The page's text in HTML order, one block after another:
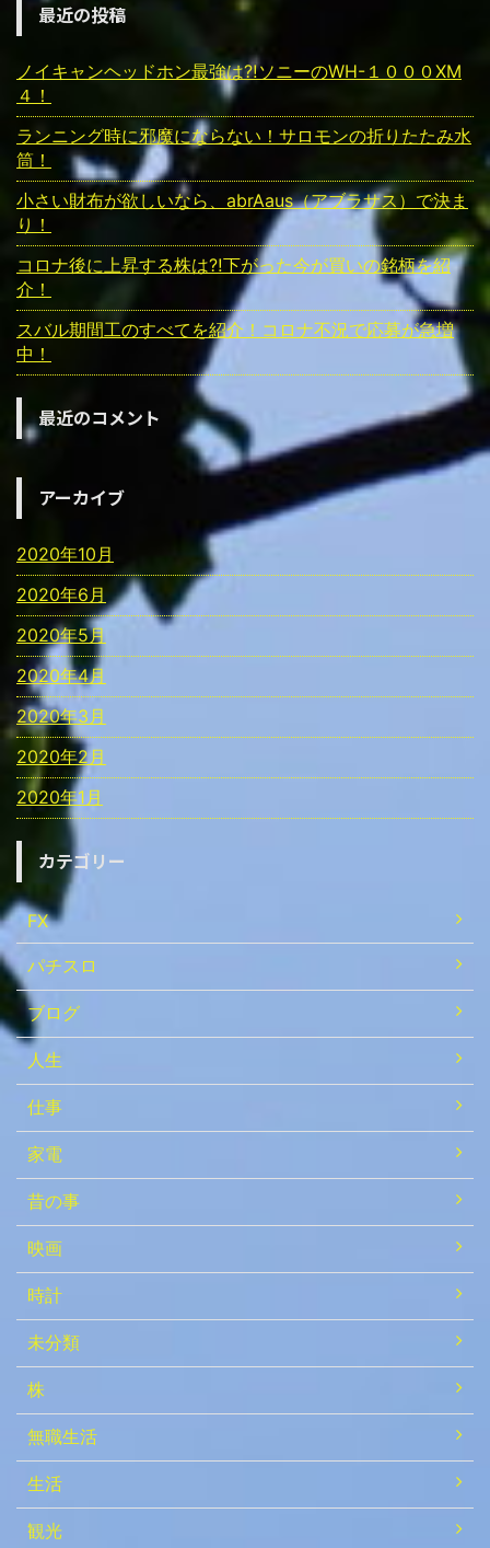
最近の投稿
ノイキャンヘッドホン最強は⁈ソニーのWH-１０００ⅩM
４！
ランニング時に邪魔にならない！サロモンの折りたたみ水
筒！
小さい財布が欲しいなら、abrAaus（アブラサス）で決ま
り！
コロナ後に上昇する株は⁈下がった今が買いの銘柄を紹
介！
スバル期間工のすべてを紹介！コロナ不況で応募が急増
中！
最近のコメント
アーカイブ
2020年10月
2020年6月
2020年5月
2020年4月
2020年3月
2020年2月
2020年1月
カテゴリー
FX
パチスロ
ブログ
人生
仕事
家電
昔の事
映画
時計
未分類
株
無職生活
生活
観光